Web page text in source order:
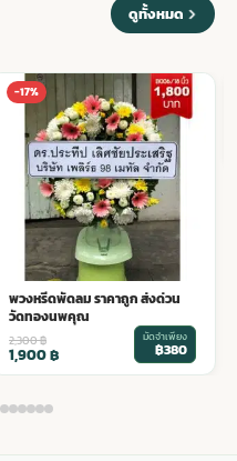
ดูทั้งหมด
-14%
พวงหรีดพัดลม ราคาถูก ส่งด่วน
วัดเวฬุราชิณ
2,200฿
1,900฿
มัดจำเพียง
฿380